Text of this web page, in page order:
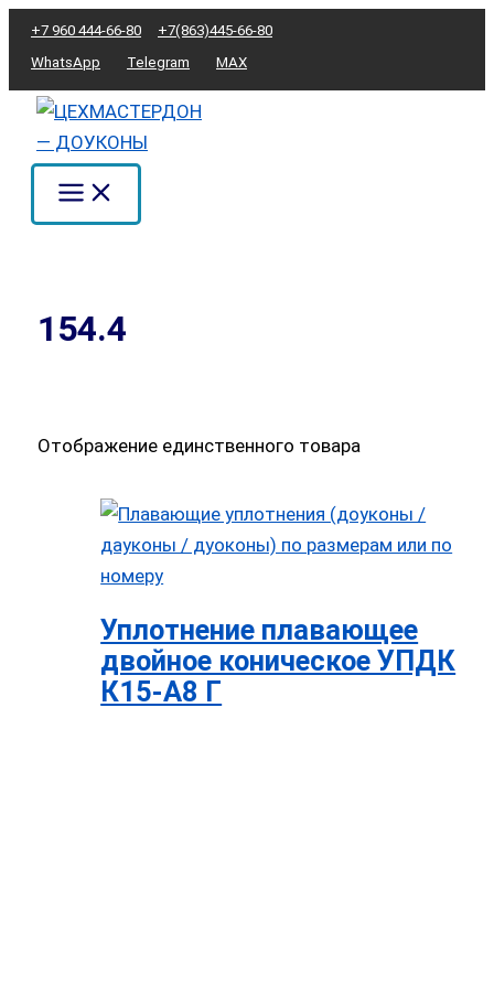
Перейти
содержимому
+7 960 444-66-80
+7(863)445-66-80
WhatsApp
Telegram MAX
154.4
Отображение единственного товара
Уплотнение плавающее
двойное коническое УПДК
К15-А8 Г